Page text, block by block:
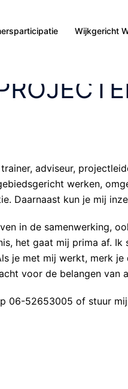
Wijkgericht
adviseur,
werken,
Daarnaast kun je mij
in de samenwerking,
het gaat mij prima af.
je met mij werkt, merk
voor de belangen van
06-52653005 of stuur